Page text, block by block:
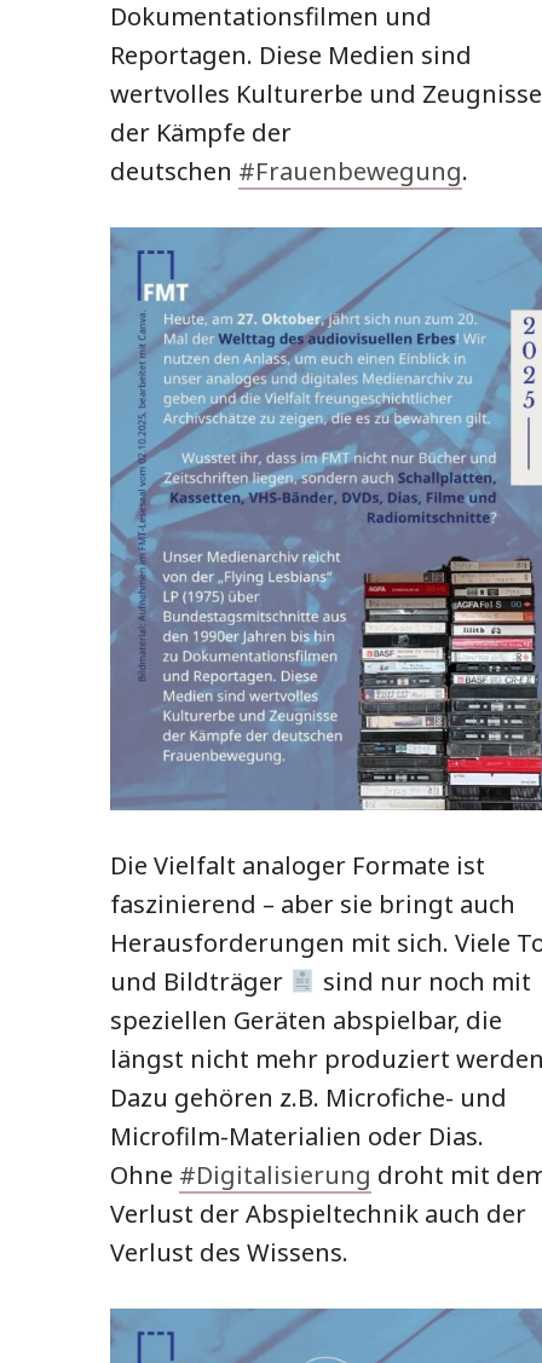
Dokumentationsfilmen und
Reportagen. Diese Medien sind
wertvolles Kulturerbe und Zeugnisse
der Kämpfe der
deutschen #Frauenbewegung.
Die Vielfalt analoger Formate ist
faszinierend – aber sie bringt auch
Herausforderungen mit sich. Viele
und Bildträger
sind nur noch mit
speziellen Geräten abspielbar, die
längst nicht mehr produziert
Dazu gehören z.B. Microfiche- und
Microfilm-Materialien oder Dias.
Ohne #Digitalisierung droht mit
Verlust der Abspieltechnik auch der
Verlust des Wissens.